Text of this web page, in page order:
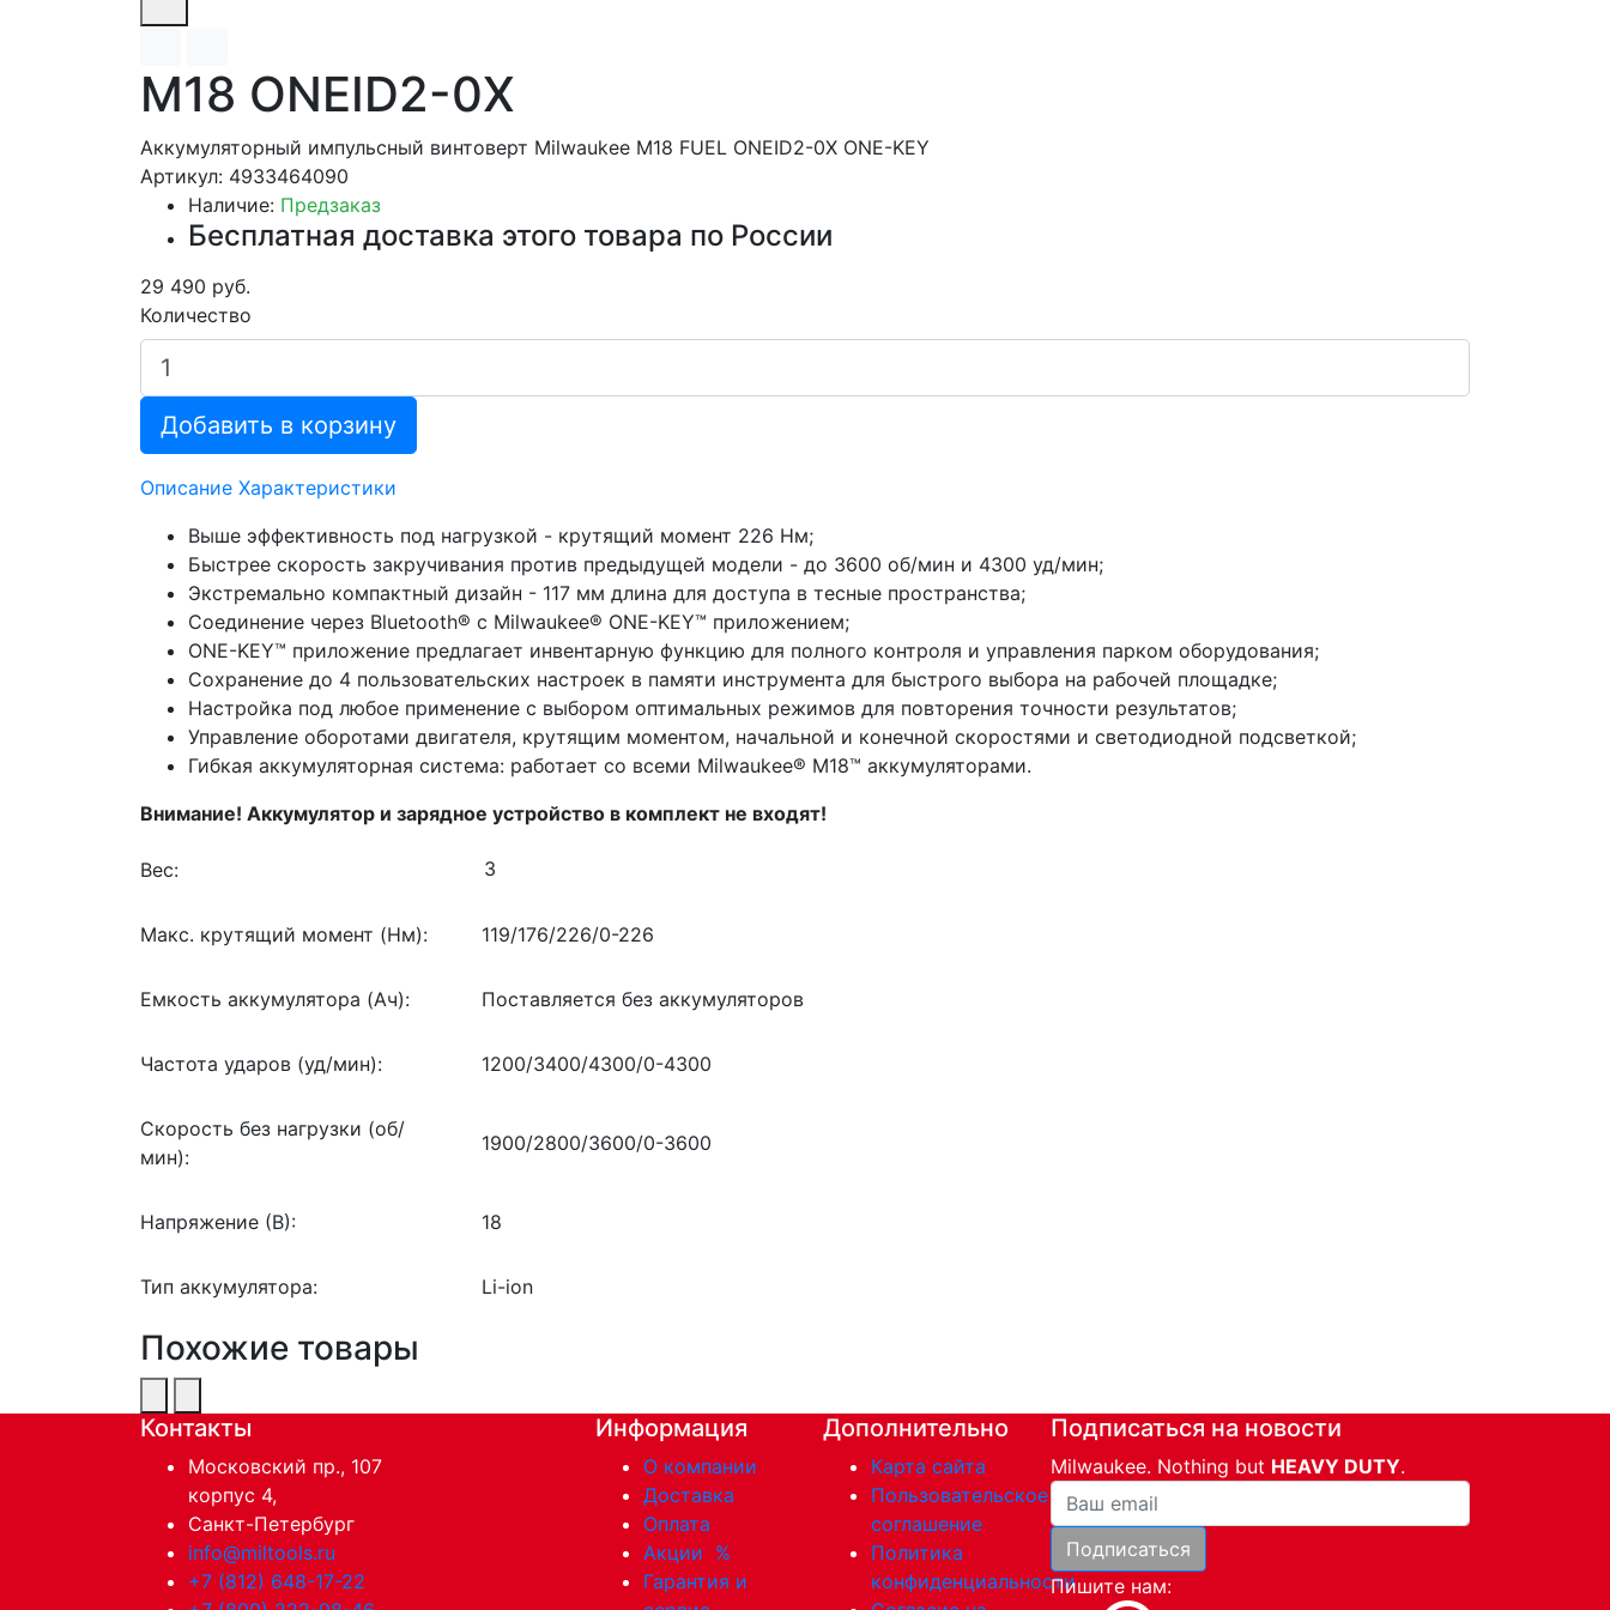
M18 ONEID2-0X
Аккумуляторный импульсный винтоверт Milwaukee M18 FUEL ONEID2-0X ONE-KEY
Артикул: 4933464090
Наличие: Предзаказ
Бесплатная доставка этого товара по России
29 490 руб.
Количество
Добавить в корзину
Описание Характеристики
Выше эффективность под нагрузкой - крутящий момент 226 Нм;
Быстрее скорость закручивания против предыдущей модели - до 3600 об/мин и 4300 уд/мин;
Экстремально компактный дизайн - 117 мм длина для доступа в тесные пространства;
Соединение через Bluetooth® с Milwaukee® ONE-KEY™ приложением;
ONE-KEY™ приложение предлагает инвентарную функцию для полного контроля и управления парком оборудования;
Сохранение до 4 пользовательских настроек в памяти инструмента для быстрого выбора на рабочей площадке;
Настройка под любое применение с выбором оптимальных режимов для повторения точности результатов;
Управление оборотами двигателя, крутящим моментом, начальной и конечной скоростями и светодиодной подсветкой;
Гибкая аккумуляторная система: работает со всеми Milwaukee® M18™ аккумуляторами.
Внимание! Аккумулятор и зарядное устройство в комплект не входят!
Вес:
Макс. крутящий момент (Нм): 119/176/226/0-226
Емкость аккумулятора (Ач): Поставляется без аккумуляторов
Частота ударов (уд/мин): 1200/3400/4300/0-4300
Скорость без нагрузки (об/
мин):
1900/2800/3600/0-3600
Напряжение (В): 18
Тип аккумулятора: Li-ion
Похожие товары
Контакты
Московский пр., 107
корпус 4,
Санкт-Петербург
info@miltools.ru
+7 (812) 648-17-22
Информация
О компании
Доставка
Оплата
Акции %
Гарантия и
Дополнительно
Карта сайта
Пользовательское
соглашение
Политика
конфиденциальности
Подписаться на новости
Milwaukee. Nothing but HEAVY DUTY.
Ваша почта
Подписаться
Пишите нам: